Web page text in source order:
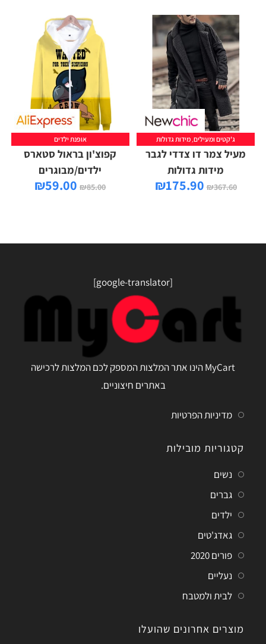
ג'קטים ומעילים, מידות גדולות
מעיל צמר דו צדדי לגבר
מידות גדולות
₪367.60
₪175.90
אופנת ילדים
קפוצ'ון בראול סטארס
ילדים/מבוגרים
₪85.00
₪59.00
[google-translator]
MyCart הינו אתר המלצות המספק לכם המלצות לרכישה
באתרים חיצוניים.
מדיניות הפרטיות
קטגוריות מובילות
נשים
גברים
ילדים
גאדג'טים
פורים 2020
נעליים
לבית ולמטבח
מוצרים אחרונים שהועלו